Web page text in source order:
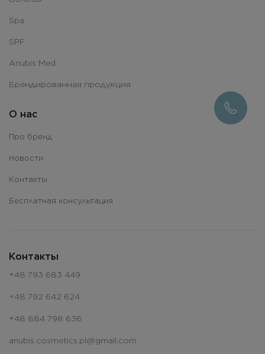
Spa
SPF
Anubis Med
Брендированная продукция
О нас
Про бренд
Новости
Контакты
Бесплатная консультация
Контакты
+48 793 683 449
+48 792 642 624
+48 884 798 636
anubis.cosmetics.pl@gmail.com